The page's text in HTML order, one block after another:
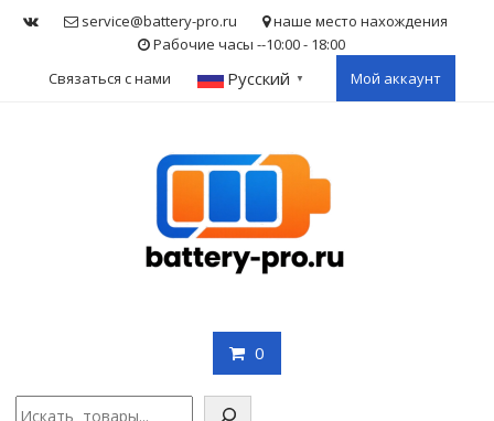
service@battery-pro.ru
наше место нахождения
Рабочие часы --10:00 - 18:00
Связаться с нами
Русский ▼ Мой аккаунт
0